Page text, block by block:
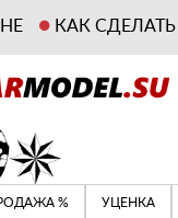
КАК СДЕЛАТЬ
% УЦЕНКА